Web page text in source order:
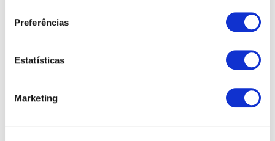
Preferências
Estatísticas
Marketing